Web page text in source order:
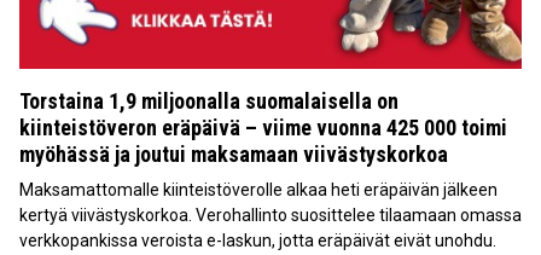
Torstaina 1,9 miljoonalla suomalaisella on
kiinteistöveron eräpäivä – viime vuonna 425 000 toimi
myöhässä ja joutui maksamaan viivästyskorkoa
Maksamattomalle kiinteistöverolle alkaa heti eräpäivän jälkeen
kertyä viivästyskorkoa. Verohallinto suosittelee tilaamaan omassa
verkkopankissa veroista e-laskun, jotta eräpäivät eivät unohdu.